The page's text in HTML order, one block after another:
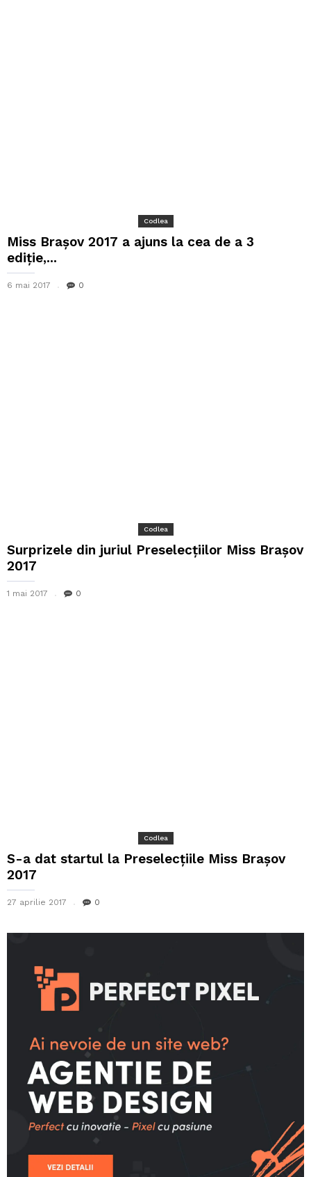
Codlea
Miss Brașov 2017 a ajuns la cea de a 3
ediție,...
6 mai 2017 0
Codlea
Surprizele din juriul Preselecțiilor Miss Brașov
2017
1 mai 2017 0
Codlea
S-a dat startul la Preselecțiile Miss Brașov
2017
27 aprilie 2017 0